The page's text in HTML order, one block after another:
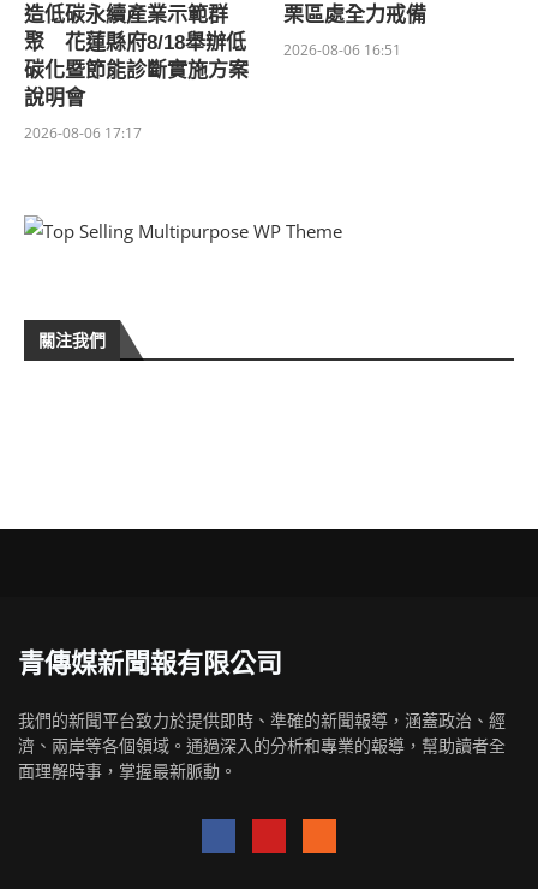
造低碳永續產業示範群
聚 花蓮縣府8/18舉辦低
碳化暨節能診斷實施方案
說明會
2026-08-06 17:17
栗區處全力戒備
2026-08-06 16:51
關注我們
青傳媒新聞報有限公司
我們的新聞平台致力於提供即時、準確的新聞報導，涵蓋政治、經
濟、兩岸等各個領域。通過深入的分析和專業的報導，幫助讀者全
面理解時事，掌握最新脈動。